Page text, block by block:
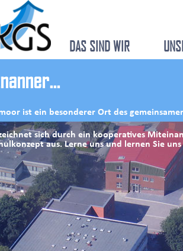
DAS SIND WIR
ist ein besonderer Ort des
sich durch ein kooperatives
aus. Lerne uns und lernen Sie